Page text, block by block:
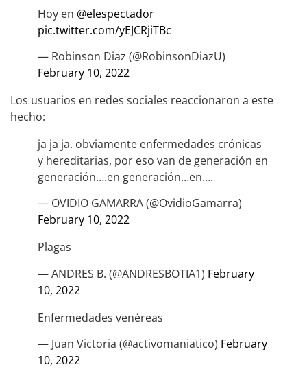
Hoy en ⁦ @elespectador
pic.twitter.com/yEJCRjiTBc
— Robinson Diaz (@RobinsonDiazU)
February 10, 2022
Los usuarios en redes sociales reaccionaron a este
hecho:
ja ja ja. obviamente enfermedades crónicas
y hereditarias, por eso van de generación en
generación….en generación…en….
— OVIDIO GAMARRA (@OvidioGamarra)
February 10, 2022
Plagas
— ANDRES B. (@ANDRESBOTIA1) February
10, 2022
Enfermedades venéreas
— Juan Victoria (@activomaniatico) February
10, 2022